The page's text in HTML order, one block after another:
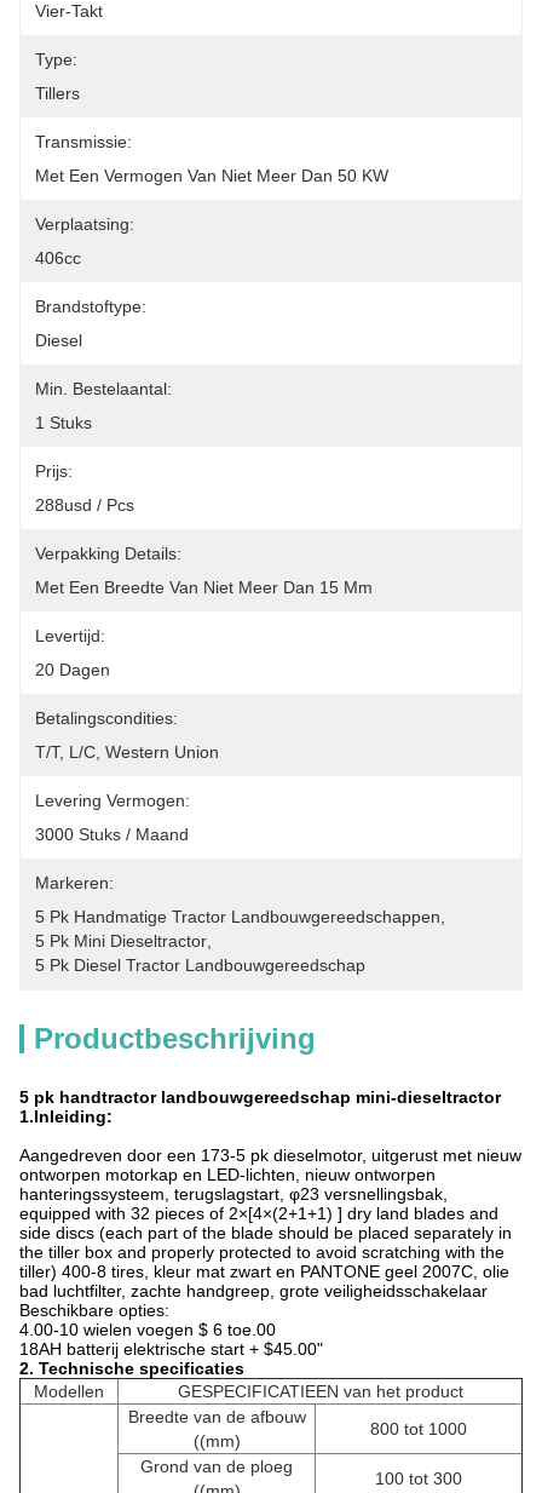
Vier-Takt
Type:
Tillers
Transmissie:
Met Een Vermogen Van Niet Meer Dan 50 KW
Verplaatsing:
406cc
Brandstoftype:
Diesel
Min. Bestelaantal:
1 Stuks
Prijs:
288usd / Pcs
Verpakking Details:
Met Een Breedte Van Niet Meer Dan 15 Mm
Levertijd:
20 Dagen
Betalingscondities:
T/T, L/C, Western Union
Levering Vermogen:
3000 Stuks / Maand
Markeren:
5 Pk Handmatige Tractor Landbouwgereedschappen
5 Pk Mini Dieseltractor
5 Pk Diesel Tractor Landbouwgereedschap
Productbeschrijving
5 pk handtractor landbouwgereedschap mini-dieseltractor
1.Inleiding:
Aangedreven door een 173-5 pk dieselmotor, uitgerust met nieuw
ontworpen motorkap en LED-lichten, nieuw ontworpen
hanteringssysteem, terugslagstart, φ23 versnellingsbak,
equipped with 32 pieces of 2×[4×(2+1+1) ] dry land blades and
side discs (each part of the blade should be placed separately in
the tiller box and properly protected to avoid scratching with the
tiller) 400-8 tires, kleur mat zwart en PANTONE geel 2007C, olie
bad luchtfilter, zachte handgreep, grote veiligheidsschakelaar
Beschikbare opties:
4.00-10 wielen voegen $ 6 toe.00
18AH batterij elektrische start + $45.00"
2. Technische specificaties
Modellen
GESPECIFICATIEEN van het product
Breedte van de afbouw
((mm)
800 tot 1000
Grond van de ploeg
100 tot 300